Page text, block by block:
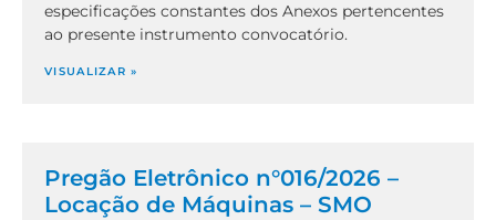
especificações constantes dos Anexos pertencentes
ao presente instrumento convocatório.
VISUALIZAR »
Pregão Eletrônico n°016/2026 –
Locação de Máquinas – SMO